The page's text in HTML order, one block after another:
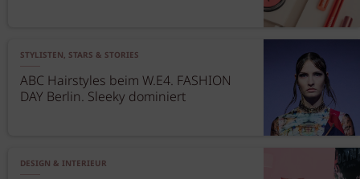
STYLISTEN, STARS & STORIES
ABC Hairstyles beim W.E4. FASHION
DAY Berlin. Sleeky dominiert
DESIGN & INTERIEUR